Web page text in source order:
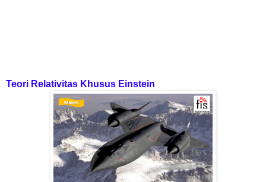
Teori Relativitas Khusus Einstein